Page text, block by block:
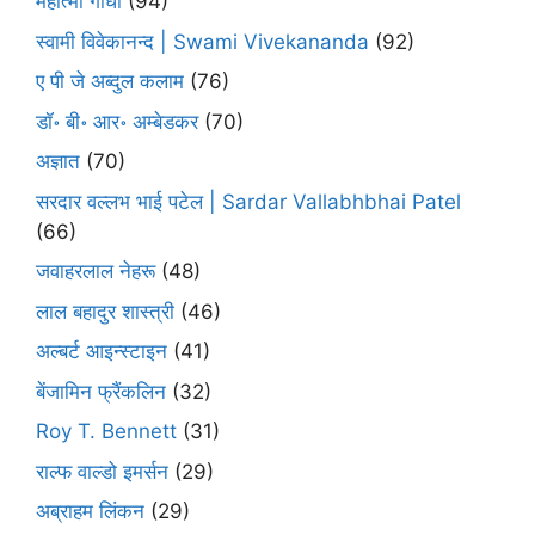
स्वामी विवेकानन्द | Swami Vivekananda (92)
ए पी जे अब्दुल कलाम (76)
डॉ॰ बी॰ आर॰ अम्बेडकर(70)
अज्ञात (70)
सरदार वल्लभ भाई पटेल | Sardar Vallabhbhai Patel
(66)
जवाहरलाल नेहरू(48)
लाल बहादुर शास्त्री (46)
अल्बर्ट आइन्स्टाइन (41)
बेंजामिन फ्रैंकलिन (32)
Roy T. Bennett (31)
राल्फ वाल्डो इमर्सन (29)
अब्राहम लिंकन (29)